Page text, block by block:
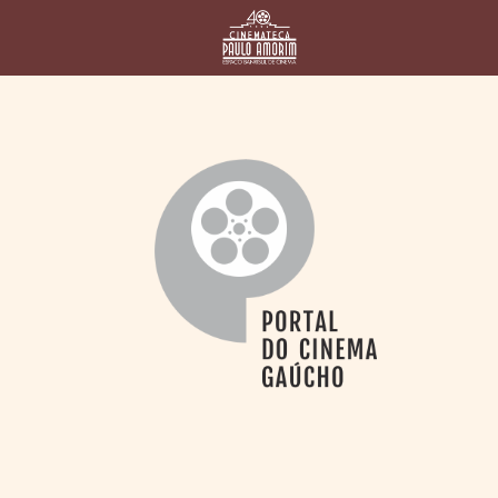
PAULO AMORIM
> HOMENAGEADOS
> ASSOCIAÇÃO DOS
> BIBLIOTECA
ROMEU GRIMALDI